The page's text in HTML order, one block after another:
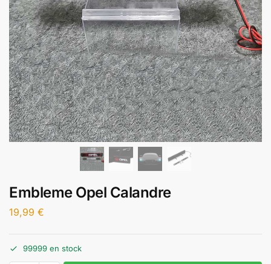
Embleme Opel Calandre
19,99 €
99999 en stock